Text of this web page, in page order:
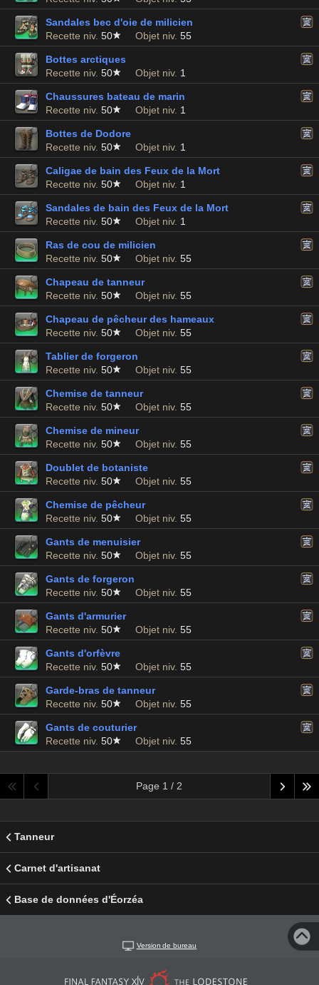
Sandales bec d'oie de milicien
Recette niv. 50 Objet niv. 55
Bottes arctiques
Recette niv. 50 Objet niv. 1
Chaussures bateau de marin
Recette niv. 50 Objet niv. 1
Bottes de Dodore
Recette niv. 50 Objet niv. 1
Caligae de bain des Feux de la Mort
Recette niv. 50 Objet niv. 1
Sandales de bain des Feux de la Mort
Recette niv. 50 Objet niv. 1
Ras de cou de milicien
Recette niv. 50 Objet niv. 55
Chapeau de tanneur
Recette niv. 50 Objet niv. 55
Chapeau de pêcheur des hameaux
Recette niv. 50 Objet niv. 55
Tablier de forgeron
Recette niv. 50 Objet niv. 55
Chemise de tanneur
Recette niv. 50 Objet niv. 55
Chemise de mineur
Recette niv. 50 Objet niv. 55
Doublet de botaniste
Recette niv. 50 Objet niv. 55
Chemise de pêcheur
Recette niv. 50 Objet niv. 55
Gants de menuisier
Recette niv. 50 Objet niv. 55
Gants de forgeron
Recette niv. 50 Objet niv. 55
Gants d'armurier
Recette niv. 50 Objet niv. 55
Gants d'orfèvre
Recette niv. 50 Objet niv. 55
Garde-bras de tanneur
Recette niv. 50 Objet niv. 55
Gants de couturier
Recette niv. 50 Objet niv. 55
Page 1 / 2
Tanneur
Carnet d'artisanat
Base de données d'Éorzéa
Version de bureau